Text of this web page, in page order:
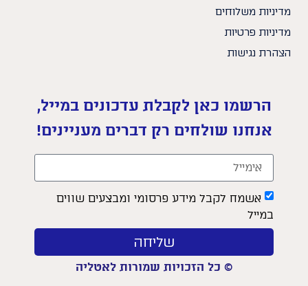
מדיניות משלוחים
מדיניות פרטיות
הצהרת נגישות
הרשמו כאן לקבלת עדכונים במייל,
אנחנו שולחים רק דברים מעניינים!
אשמח לקבל מידע פרסומי ומבצעים שווים
במייל
שליחה
© כל הזכויות שמורות לאטליה